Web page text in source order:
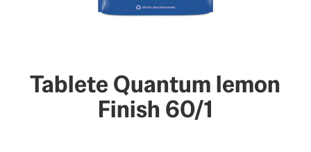
Tablete Quantum lemon
Finish 60/1